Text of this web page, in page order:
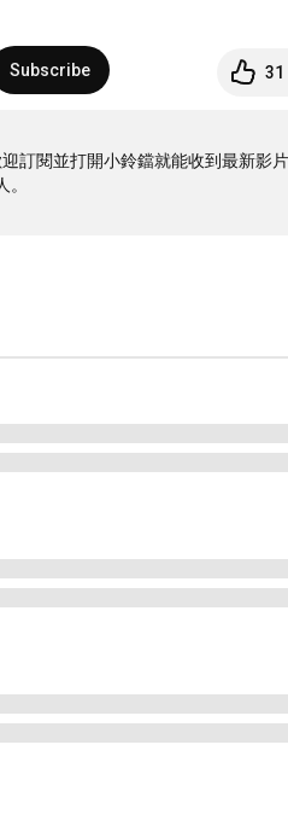
Subscribe 31
訂閱並打開小鈴鐺就能收到最新影